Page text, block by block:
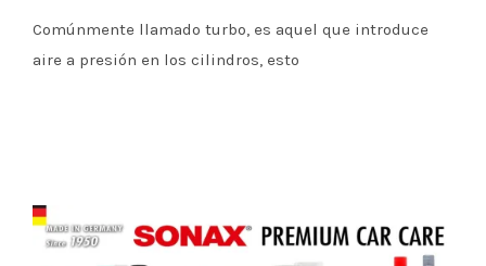
Comúnmente llamado turbo, es aquel que introduce
aire a presión en los cilindros, esto